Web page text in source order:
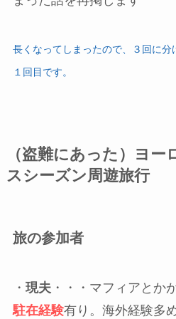
長くなってしまったので、３回に
１回目です。
（盗難にあった）ヨ
スシーズン周遊旅行
旅の参加者
・ 現夫・・・マフィアとか
駐在経験有り。海外経験多め